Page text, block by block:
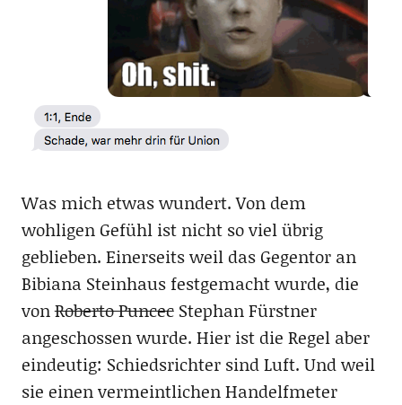
Was mich etwas wundert. Von dem
wohligen Gefühl ist nicht so viel übrig
geblieben. Einerseits weil das Gegentor an
Bibiana Steinhaus festgemacht wurde, die
vonRoberto PuncecStephan Fürstner
angeschossen wurde. Hier ist die Regel aber
eindeutig: Schiedsrichter sind Luft. Und weil
sie einen vermeintlichen Handelfmeter